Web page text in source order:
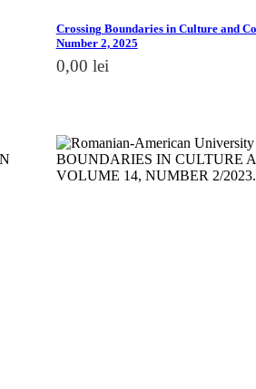
Crossing Boundaries in Culture and
Number 2, 2025
0,00 lei